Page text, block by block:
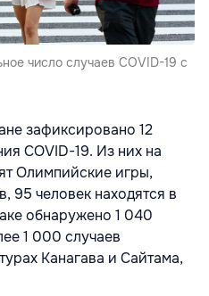
число случаев COVID-19 с
зафиксировано 12
COVID-19. Из них на
Олимпийские игры,
95 человек находятся в
обнаружено 1 040
1 000 случаев
Канагава и Сайтама,